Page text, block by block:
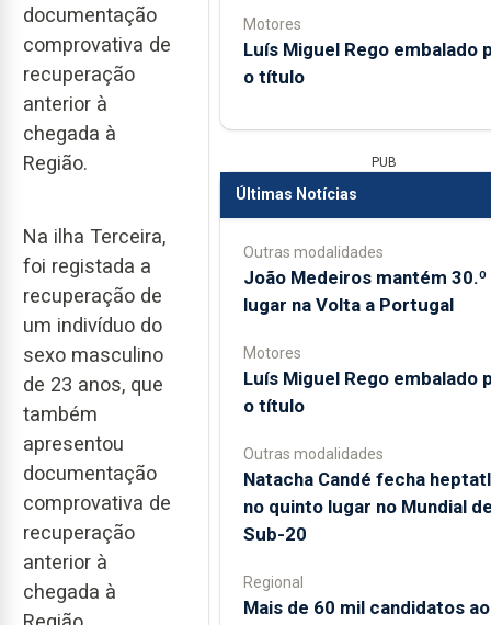
documentação
comprovativa de
recuperação
anterior à
chegada à
Região.
Na ilha Terceira,
foi registada a
recuperação de
um indivíduo do
sexo masculino
de 23 anos, que
também
apresentou
documentação
comprovativa de
recuperação
anterior à
chegada à
Motores
Luís Miguel Rego embalado
o título
PUB
Últimas Notícias
Outras modalidades
João Medeiros mantém 30.º
lugar na Volta a Portugal
Motores
Luís Miguel Rego embalado
o título
Outras modalidades
Natacha Candé fecha
no quinto lugar no Mundial
Sub-20
Regional
Mais de 60 mil candidatos ao